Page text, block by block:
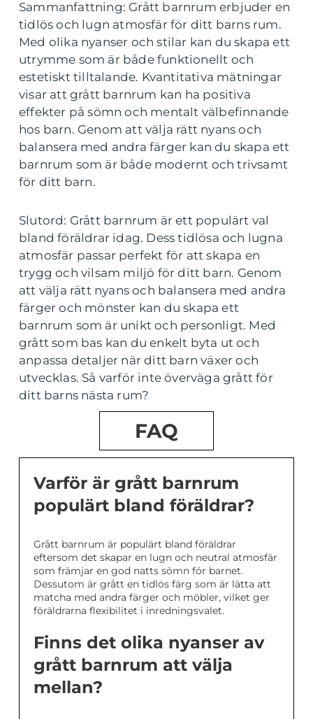
Sammanfattning: Grått barnrum erbjuder en
tidlös och lugn atmosfär för ditt barns rum.
Med olika nyanser och stilar kan du skapa ett
utrymme som är både funktionellt och
estetiskt tilltalande. Kvantitativa mätningar
visar att grått barnrum kan ha positiva
effekter på sömn och mentalt välbefinnande
hos barn. Genom att välja rätt nyans och
balansera med andra färger kan du skapa ett
barnrum som är både modernt och trivsamt
för ditt barn.
Slutord: Grått barnrum är ett populärt val
bland föräldrar idag. Dess tidlösa och lugna
atmosfär passar perfekt för att skapa en
trygg och vilsam miljö för ditt barn. Genom
att välja rätt nyans och balansera med andra
färger och mönster kan du skapa ett
barnrum som är unikt och personligt. Med
grått som bas kan du enkelt byta ut och
anpassa detaljer när ditt barn växer och
utvecklas. Så varför inte överväga grått för
ditt barns nästa rum?
FAQ
Varför är grått barnrum
populärt bland föräldrar?
Grått barnrum är populärt bland föräldrar
eftersom det skapar en lugn och neutral atmosfär
som främjar en god natts sömn för barnet.
Dessutom är grått en tidlös färg som är lätta att
matcha med andra färger och möbler, vilket ger
föräldrarna flexibilitet i inredningsvalet.
Finns det olika nyanser av
grått barnrum att välja
mellan?